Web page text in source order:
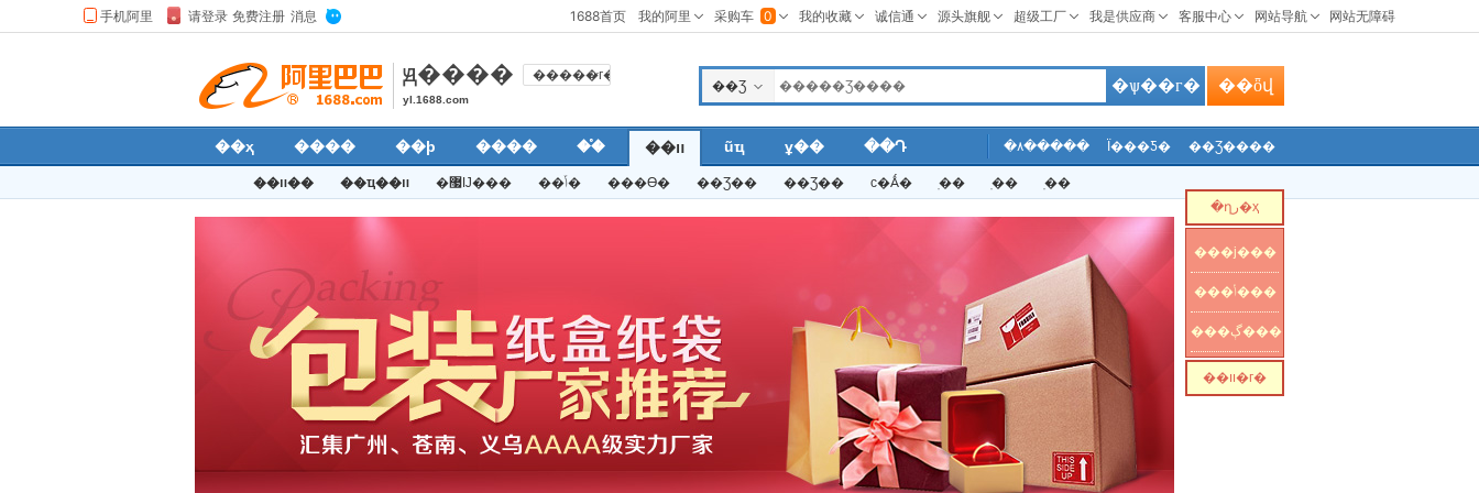
ԭ���� �����г�
yl.1688.com
��Ʒ
��
�ѱ��г� ��ȫվ
��ҳ ���� ��ϸ ���� ��֯ ��װ ũҵ ұ�� ��Դ �۸����� Ϊ���Ƽ� ��Ʒ����
��װ�� ��ҵ��װ �޷Ĳ��� ��ݴ� ���ϴ� ��Ʒ�� ��Ʒ�� ϲ�Ǻ� ֽ�� ֽ�� ֽ��
�ղر�ҳ
���ϳ���
���ݳ���
���ڳ���
��װ�г�